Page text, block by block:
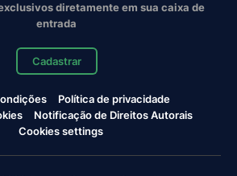
diretamente em sua caixa de
entrada
Cadastrar
Política de privacidade
Notificação de Direitos Autorais
Cookies settings